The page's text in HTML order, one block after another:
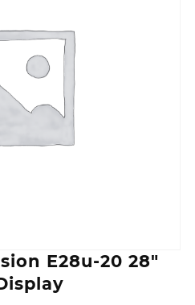
E28u-20 28″